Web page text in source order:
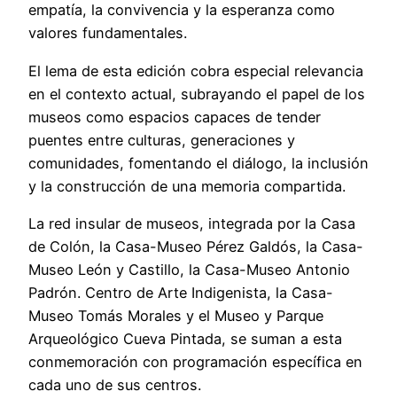
empatía, la convivencia y la esperanza como
valores fundamentales.
El lema de esta edición cobra especial relevancia
en el contexto actual, subrayando el papel de los
museos como espacios capaces de tender
puentes entre culturas, generaciones y
comunidades, fomentando el diálogo, la inclusión
y la construcción de una memoria compartida.
La red insular de museos, integrada por la Casa
de Colón, la Casa-Museo Pérez Galdós, la Casa-
Museo León y Castillo, la Casa-Museo Antonio
Padrón. Centro de Arte Indigenista, la Casa-
Museo Tomás Morales y el Museo y Parque
Arqueológico Cueva Pintada, se suman a esta
conmemoración con programación específica en
cada uno de sus centros.